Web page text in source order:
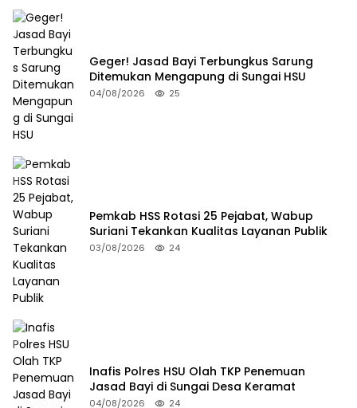
Geger! Jasad Bayi Terbungkus Sarung
Ditemukan Mengapung di Sungai HSU
04/08/2026 25
Pemkab HSS Rotasi 25 Pejabat, Wabup
Suriani Tekankan Kualitas Layanan Publik
03/08/2026 24
Inafis Polres HSU Olah TKP Penemuan
Jasad Bayi di Sungai Desa Keramat
04/08/2026 24